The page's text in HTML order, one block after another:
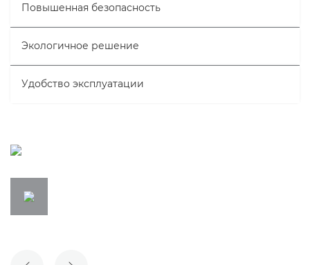
Повышенная безопасность
Экологичное решение
Удобство эксплуатации